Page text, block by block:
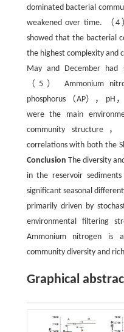
dominated bacterial
weakened over time. （4
showed that the bacterial
the highest complexity and
May and December had
（5） Ammonium
phosphorus （AP）， pH
were the main
community structure
correlations with both the
Conclusion The diversity
in the reservoir
significant seasonal
primarily driven by
environmental filtering
Ammonium nitrogen is
community diversity and
Graphical